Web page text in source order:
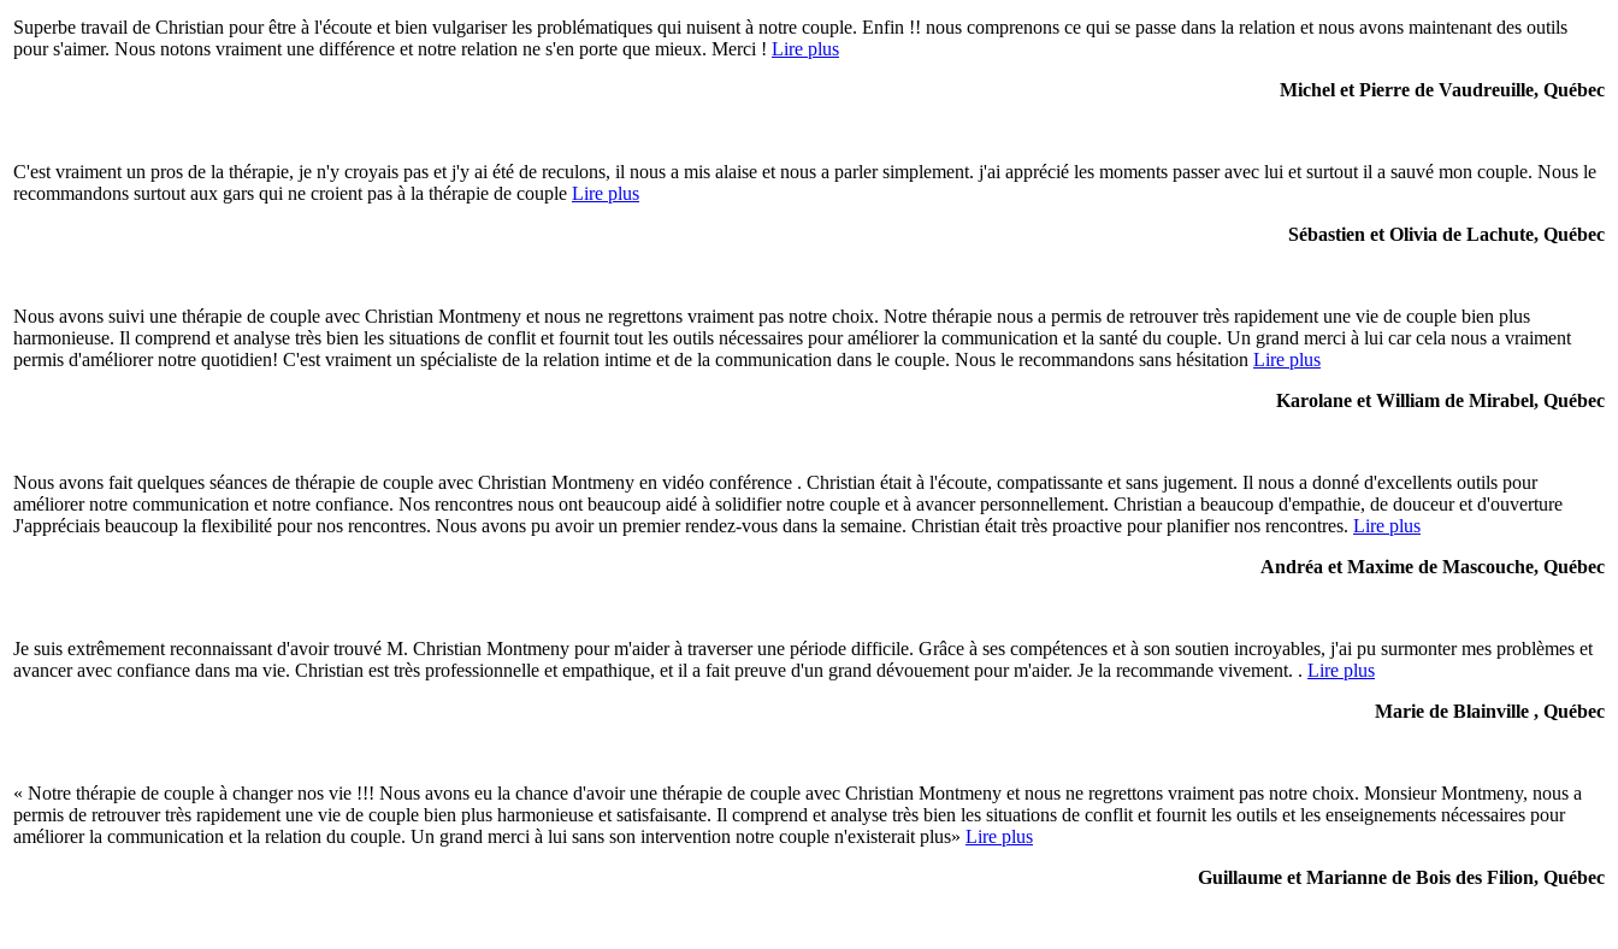
Superbe travail de Christian pour être à l'écoute et bien vulgariser les problématiques qui nuisent à notre couple. Enfin !! nous comprenons ce qui se passe dans la relation et nous avons maintenant des outils
pour s'aimer. Nous notons vraiment une différence et notre relation ne s'en porte que mieux. Merci ! Lire plus
Michel et Pierre de Vaudreuille, Québec
C'est vraiment un pros de la thérapie, je n'y croyais pas et j'y ai été de reculons, il nous a mis alaise et nous a parler simplement. j'ai apprécié les moments passer avec lui et surtout il a sauvé mon couple. Nous le
recommandons surtout aux gars qui ne croient pas à la thérapie de couple Lire plus
Sébastien et Olivia de Lachute, Québec
Nous avons suivi une thérapie de couple avec Christian Montmeny et nous ne regrettons vraiment pas notre choix. Notre thérapie nous a permis de retrouver très rapidement une vie de couple bien plus
harmonieuse. Il comprend et analyse très bien les situations de conflit et fournit tout les outils nécessaires pour améliorer la communication et la santé du couple. Un grand merci à lui car cela nous a vraiment
permis d'améliorer notre quotidien! C'est vraiment un spécialiste de la relation intime et de la communication dans le couple. Nous le recommandons sans hésitation Lire plus
Karolane et William de Mirabel, Québec
Nous avons fait quelques séances de thérapie de couple avec Christian Montmeny en vidéo conférence . Christian était à l'écoute, compatissante et sans jugement. Il nous a donné d'excellents outils pour
améliorer notre communication et notre confiance. Nos rencontres nous ont beaucoup aidé à solidifier notre couple et à avancer personnellement. Christian a beaucoup d'empathie, de douceur et d'ouverture
J'appréciais beaucoup la flexibilité pour nos rencontres. Nous avons pu avoir un premier rendez-vous dans la semaine. Christian était très proactive pour planifier nos rencontres. Lire plus
Andréa et Maxime de Mascouche, Québec
Je suis extrêmement reconnaissant d'avoir trouvé M. Christian Montmeny pour m'aider à traverser une période difficile. Grâce à ses compétences et à son soutien incroyables, j'ai pu surmonter mes problèmes et
avancer avec confiance dans ma vie. Christian est très professionnelle et empathique, et il a fait preuve d'un grand dévouement pour m'aider. Je la recommande vivement. . Lire plus
Marie de Blainville , Québec
« Notre thérapie de couple à changer nos vie !!! Nous avons eu la chance d'avoir une thérapie de couple avec Christian Montmeny et nous ne regrettons vraiment pas notre choix. Monsieur Montmeny, nous a
permis de retrouver très rapidement une vie de couple bien plus harmonieuse et satisfaisante. Il comprend et analyse très bien les situations de conflit et fournit les outils et les enseignements nécessaires pour
améliorer la communication et la relation du couple. Un grand merci à lui sans son intervention notre couple n'existerait plus» Lire plus
Guillaume et Marianne de Bois des Filion, Québec